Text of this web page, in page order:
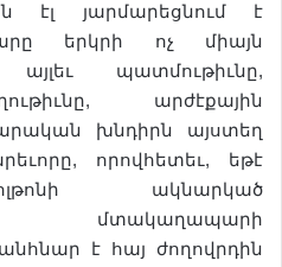
էլ յարմարեցնում է
երկրի ոչ միայն
այլեւ պատմութիւնը,
արժէքային
խնդիրն այստեղ
որովհետեւ, եթէ
ակնարկած
մտակաղապարի
է հայ ժողովրդին